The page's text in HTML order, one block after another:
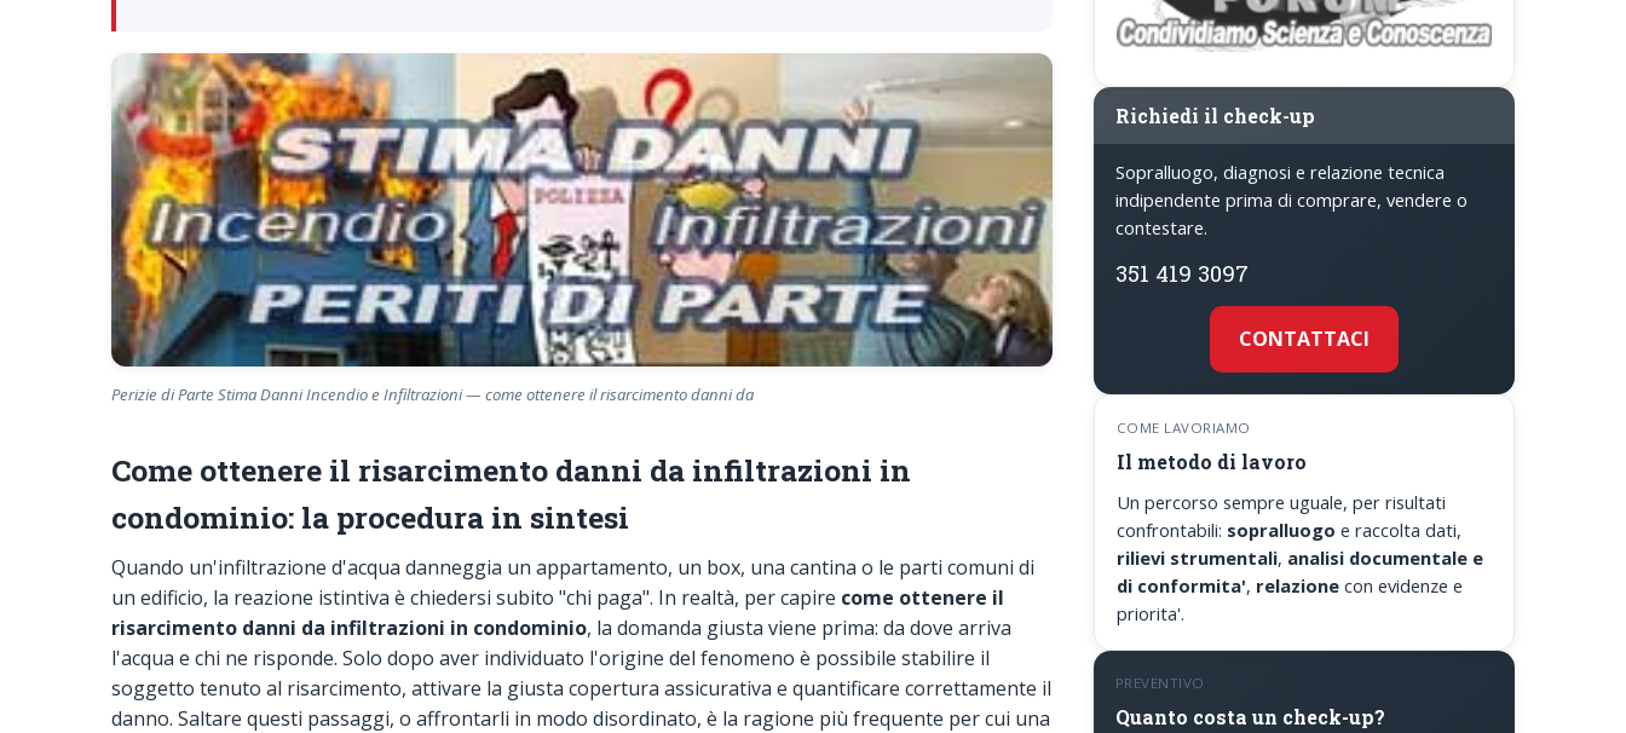
Perizie di Parte Stima Danni Incendio e Infiltrazioni — come ottenere il risarcimento danni da
Come ottenere il risarcimento danni da infiltrazioni in
condominio: la procedura in sintesi
Quando un'infiltrazione d'acqua danneggia un appartamento, un box, una cantina o le parti comuni di
un edificio, la reazione istintiva è chiedersi subito "chi paga". In realtà, per capire come ottenere il
risarcimento danni da infiltrazioni in condominio, la domanda giusta viene prima: da dove arriva
l'acqua e chi ne risponde. Solo dopo aver individuato l'origine del fenomeno è possibile stabilire il
soggetto tenuto al risarcimento, attivare la giusta copertura assicurativa e quantificare correttamente il
danno. Saltare questi passaggi, o affrontarli in modo disordinato, è la ragione più frequente per cui una
Richiedi il check-up
Sopralluogo, diagnosi e relazione tecnica
indipendente prima di comprare, vendere o
contestare.
351 419 3097
CONTATTACI
COME LAVORIAMO
Il metodo di lavoro
Un percorso sempre uguale, per risultati
confrontabili: sopralluogo e raccolta dati,
rilievi strumentali, analisi documentale e
di conformita', relazione con evidenze e
priorita'.
PREVENTIVO
Quanto costa un check-up?